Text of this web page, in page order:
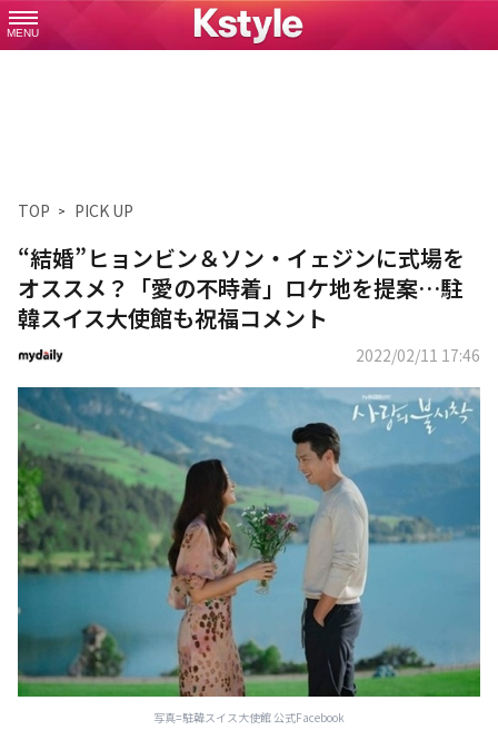
MENU
TOP PICK UP
“結婚”ヒョンビン＆ソン・イェジンに式場を
オススメ？「愛の不時着」ロケ地を提案…駐
韓スイス大使館も祝福コメント
2022/02/11 17:46
写真=駐韓スイス大使館 公式Facebook